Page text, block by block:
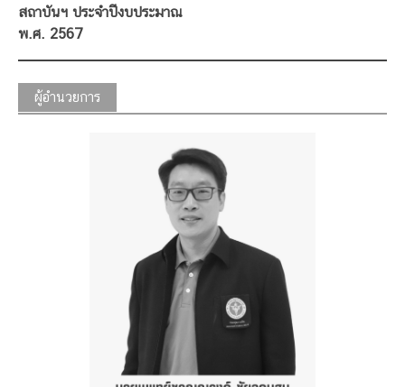
สถาบันฯ ประจำปีงบประมาณ
พ.ศ. 2567
ผู้อำนวยการ